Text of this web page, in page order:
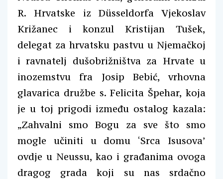
R. Hrvatske iz Düsseldorfa Vjekoslav
Križanec i konzul Kristijan Tušek,
delegat za hrvatsku pastvu u Njemačkoj
i ravnatelj dušobrižništva za Hrvate u
inozemstvu fra Josip Bebić, vrhovna
glavarica družbe s. Felicita Špehar, koja
je u toj prigodi između ostalog kazala:
„Zahvalni smo Bogu za sve što smo
mogle učiniti u domu ‘Srca Isusova’
ovdje u Neussu, kao i građanima ovoga
dragog grada koji su nas srdačno